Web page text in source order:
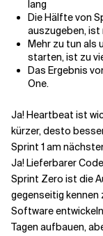
Verwandte
lang
Die Hälfte von
auszugeben, ist
Mehr zu tun als
starten, ist zu
Das Ergebnis
One.
Ja! Heartbeat ist
kürzer, desto
Sprint 1 am
Ja! Lieferbarer
Sprint Zero ist die
gegenseitig kennen
Software
Tagen aufbauen,